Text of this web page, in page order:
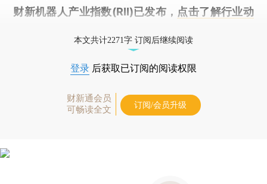
财新机器人产业指数(RII)已发布， 点击了解行业动
本文共计2271字 订阅后继续阅读
登录 后获取已订阅的阅读权限
财新通会员
可畅读全文
订阅/会员升级